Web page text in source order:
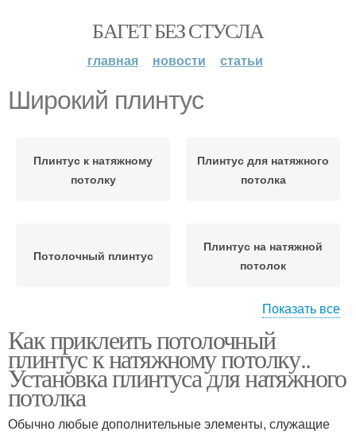
БАГЕТ БЕЗ СТУСЛА
главная новости статьи
Широкий плинтус
Плинтус к натяжному
потолку
Плинтус для натяжного
потолка
Потолочный плинтус
Плинтус на натяжной
потолок
Плинтусы для натяжных
потолков
Плинтус на обои
Напольные плинтусы Гибкий плинтус
Показать все
Как приклеить потолочный
плинтус к натяжному потолку..
Установка плинтуса для натяжного
потолка
Обычно любые дополнительные элементы, служащие